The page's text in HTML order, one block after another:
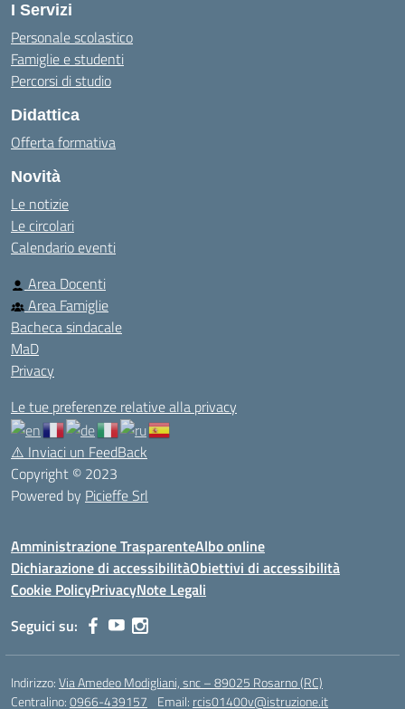
I Servizi
Personale scolastico
Famiglie e studenti
Percorsi di studio
Didattica
Offerta formativa
Novità
Le notizie
Le circolari
Calendario eventi
Area Docenti
Area Famiglie
Bacheca sindacale
MaD
Privacy
Le tue preferenze relative alla privacy
⚠️ Inviaci un FeedBack
Copyright © 2023
Powered by Picieffe Srl
Amministrazione TrasparenteAlbo online
Dichiarazione di accessibilitàObiettivi di accessibilità
Cookie PolicyPrivacyNote Legali
Seguici su:
Indirizzo:Via Amedeo Modigliani, snc – 89025 Rosarno (RC)
Centralino:0966-439157 Email: rcis01400v@istruzione.it